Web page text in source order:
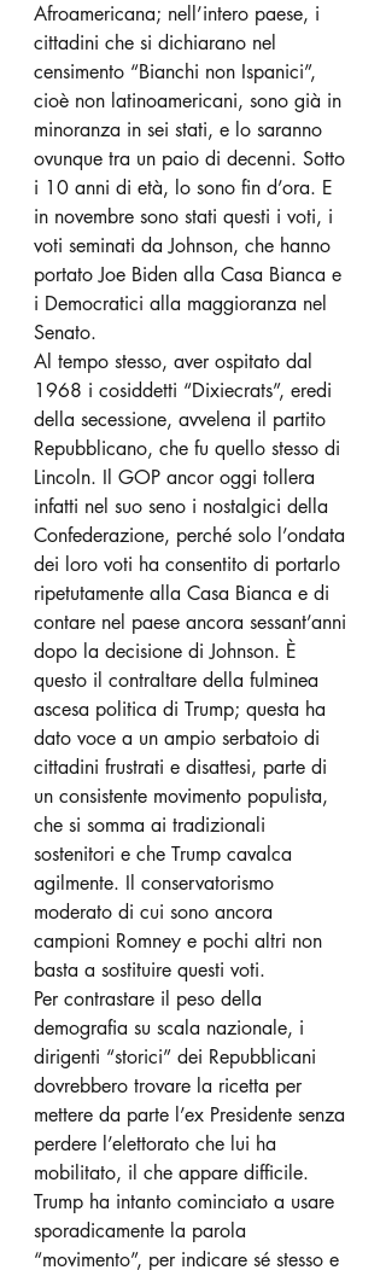
Afroamericana; nell’intero paese, i
cittadini che si dichiarano nel
censimento “Bianchi non Ispanici”,
cioè non latinoamericani, sono già in
minoranza in sei stati, e lo saranno
ovunque tra un paio di decenni. Sotto
i 10 anni di età, lo sono fin d’ora. E
in novembre sono stati questi i voti, i
voti seminati da Johnson, che hanno
portato Joe Biden alla Casa Bianca e
i Democratici alla maggioranza nel
Senato.
Al tempo stesso, aver ospitato dal
1968 i cosiddetti “Dixiecrats”, eredi
della secessione, avvelena il partito
Repubblicano, che fu quello stesso di
Lincoln. Il GOP ancor oggi tollera
infatti nel suo seno i nostalgici della
Confederazione, perché solo l’ondata
dei loro voti ha consentito di portarlo
ripetutamente alla Casa Bianca e di
contare nel paese ancora sessant’anni
dopo la decisione di Johnson. È
questo il contraltare della fulminea
ascesa politica di Trump; questa ha
dato voce a un ampio serbatoio di
cittadini frustrati e disattesi, parte di
un consistente movimento populista,
che si somma ai tradizionali
sostenitori e che Trump cavalca
agilmente. Il conservatorismo
moderato di cui sono ancora
campioni Romney e pochi altri non
basta a sostituire questi voti.
Per contrastare il peso della
demografia su scala nazionale, i
dirigenti “storici” dei Repubblicani
dovrebbero trovare la ricetta per
mettere da parte l’ex Presidente senza
perdere l’elettorato che lui ha
mobilitato, il che appare difficile.
Trump ha intanto cominciato a usare
sporadicamente la parola
“movimento”, per indicare sé stesso e